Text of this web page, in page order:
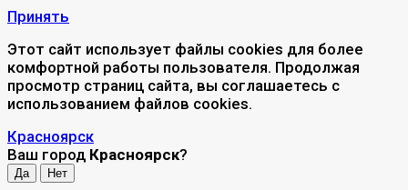
Принять
Этот сайт использует файлы cookies для более
комфортной работы пользователя. Продолжая
просмотр страниц сайта, вы соглашаетесь с
использованием файлов cookies.
Красноярск
Ваш город Красноярск?